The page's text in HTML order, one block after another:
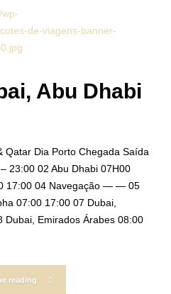
Abu Dhabi
Qatar Dia Porto Chegada Saída
23:00 02 Abu Dhabi 07H00
17:00 04 Navegação — — 05
07:00 17:00 07 Dubai,
Dubai, Emirados Árabes 08:00
reading